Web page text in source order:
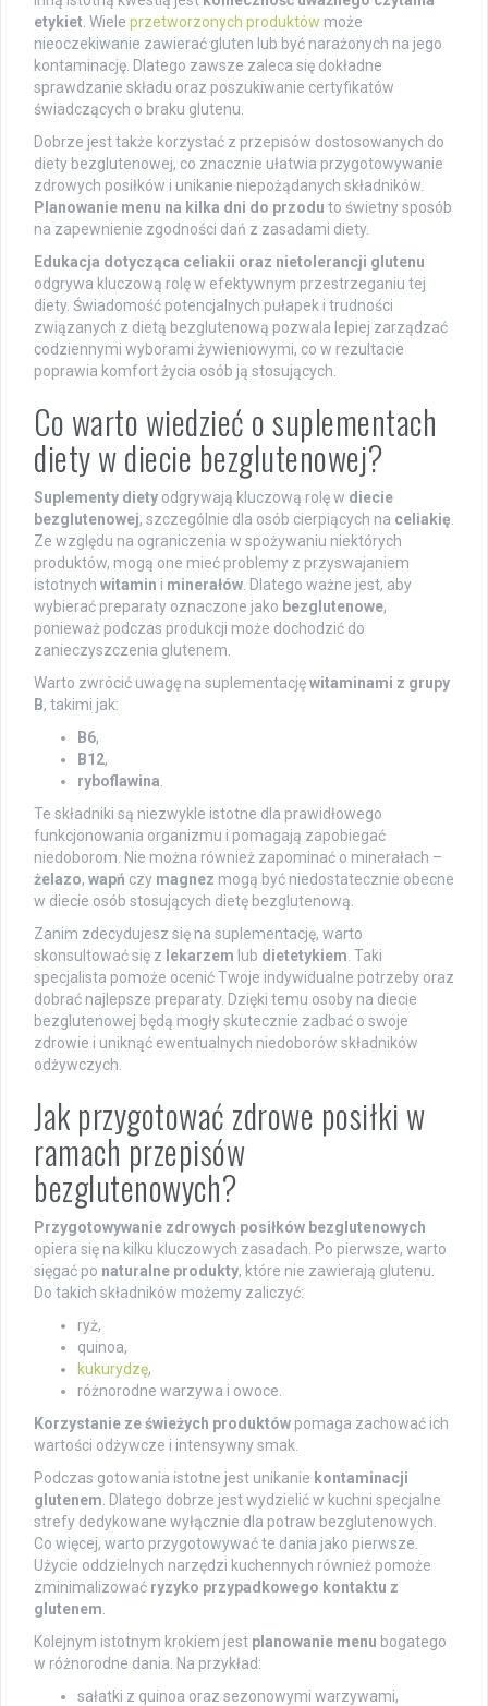
etykiet . Wiele przetworzonych produktów może
nieoczekiwanie zawierać gluten lub być narażonych na jego
kontaminację. Dlatego zawsze zaleca się dokładne
sprawdzanie składu oraz poszukiwanie certyfikatów
świadczących o braku glutenu.
Dobrze jest także korzystać z przepisów dostosowanych do
diety bezglutenowej, co znacznie ułatwia przygotowywanie
zdrowych posiłków i unikanie niepożądanych składników.
Planowanie menu na kilka dni do przodu to świetny sposób
na zapewnienie zgodności dań z zasadami diety.
Edukacja dotycząca celiakii oraz nietolerancji glutenu
odgrywa kluczową rolę w efektywnym przestrzeganiu tej
diety. Świadomość potencjalnych pułapek i trudności
związanych z dietą bezglutenową pozwala lepiej zarządzać
codziennymi wyborami żywieniowymi, co w rezultacie
poprawia komfort życia osób ją stosujących.
Co warto wiedzieć o suplementach
diety w diecie bezglutenowej?
Suplementy diety odgrywają kluczową rolę w diecie
bezglutenowej, szczególnie dla osób cierpiących na celiakię
Ze względu na ograniczenia w spożywaniu niektórych
produktów, mogą one mieć problemy z przyswajaniem
istotnych witamin i minerałów . Dlatego ważne jest, aby
wybierać preparaty oznaczone jako bezglutenowe,
ponieważ podczas produkcji może dochodzić do
zanieczyszczenia glutenem.
Warto zwrócić uwagę na suplementacjęwitaminami z grupy
B, takimi jak:
B6,
B12,
ryboflawina
Te składniki są niezwykle istotne dla prawidłowego
funkcjonowania organizmu i pomagają zapobiegać
niedoborom. Nie można również zapominać o minerałach –
żelazo, wapń czy magnez mogą być niedostatecznie obecne
w diecie osób stosujących dietę bezglutenową.
Zanim zdecydujesz się na suplementację, warto
skonsultować się z lekarzem lub dietetykiem . Taki
specjalista pomoże ocenić Twoje indywidualne potrzeby oraz
dobrać najlepsze preparaty. Dzięki temu osoby na diecie
bezglutenowej będą mogły skutecznie zadbać o swoje
zdrowie i uniknąć ewentualnych niedoborów składników
odżywczych.
Jak przygotować zdrowe posiłki w
ramach przepisów
bezglutenowych?
Przygotowywanie zdrowych posiłków bezglutenowych
opiera się na kilku kluczowych zasadach. Po pierwsze, warto
sięgać po naturalne produkty, które nie zawierają glutenu.
Do takich składników możemy zaliczyć:
ryż,
quinoa,
kukurydzę,
różnorodne warzywa i owoce.
Korzystanie ze świeżych produktów pomaga zachować ich
wartości odżywcze i intensywny smak.
Podczas gotowania istotne jest unikanie kontaminacji
glutenem . Dlatego dobrze jest wydzielić w kuchni specjalne
strefy dedykowane wyłącznie dla potraw bezglutenowych.
Co więcej, warto przygotowywać te dania jako pierwsze.
Użycie oddzielnych narzędzi kuchennych również pomoże
zminimalizować ryzyko przypadkowego kontaktu z
glutenem
Kolejnym istotnym krokiem jest planowanie menu bogatego
w różnorodne dania. Na przykład:
sałatki z quinoa oraz sezonowymi warzywami,